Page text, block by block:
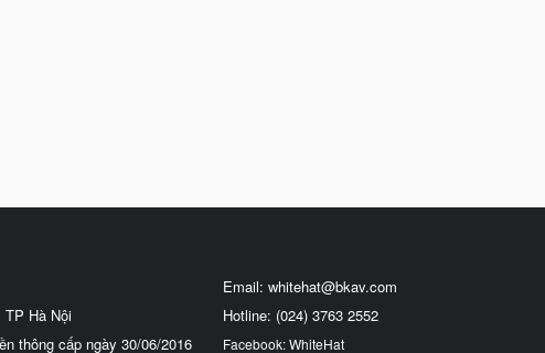
Hà Nội
thông cấp ngày 30/06/2016
Email: whitehat@bkav.com
Hotline: (024) 3763 2552
Facebook: WhiteHat